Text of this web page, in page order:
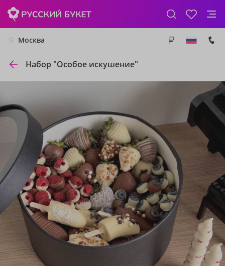
Москва
Набор "Особое искушение"